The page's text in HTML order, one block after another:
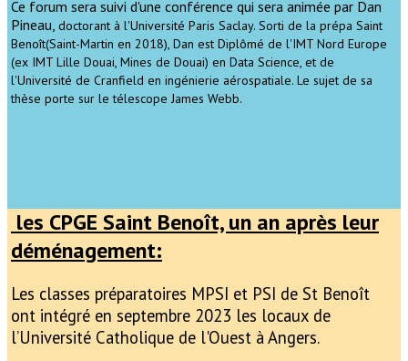
Ce forum sera suivi d'une conférence qui sera animée par Dan
Pineau, doctorant à l'Université Paris Saclay. Sorti de la prépa Saint
Benoît(Saint-Martin en 2018), Dan est Diplômé de l'IMT Nord Europe
(ex IMT Lille Douai, Mines de Douai) en Data Science, et de
l'Université de Cranfield en ingénierie aérospatiale. Le sujet de sa
thèse porte sur le télescope James Webb.
les CPGE Saint Benoît, un an après leur
déménagement:
Les classes préparatoires MPSI et PSI de St Benoît
ont intégré en septembre 2023 les locaux de
l’Université Catholique de l'Ouest à Angers.